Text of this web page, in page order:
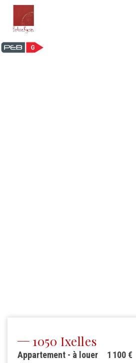
1050 Ixelles
1 100 €
Appartement - à louer